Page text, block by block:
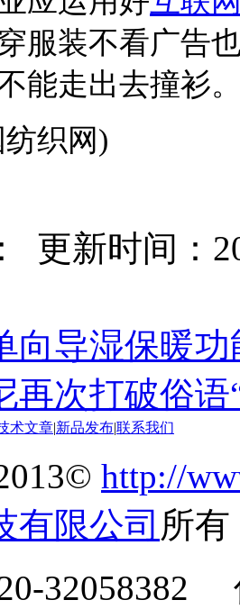
服装不看广告
能走出去撞衫
织网)
更新时间：
向导湿保暖功
再次打破俗语
术文章 新品发布联系我们
http://
有限公司 所
32058382